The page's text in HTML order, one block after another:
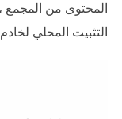
التثبيت المحلي لخادم Middleware.